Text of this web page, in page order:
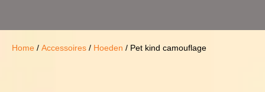
Home / Accessoires / Hoeden / Pet kind camouflage